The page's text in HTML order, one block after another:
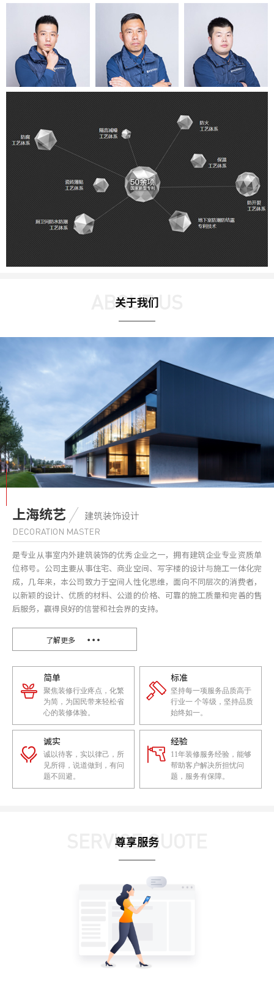
团
队
团
队
ABOUT US
关于我们
上海统艺 建筑装饰设计
DECORATION MASTER
是专业从事室内外建筑装饰的优秀企业之一，拥有建筑企业专业资质单
位称号。公司主要从事住宅、商业空间、写字楼的设计与施工一体化完
成，几年来，本公司致力于空间人性化思维，面向不同层次的消费者，
以新颖的设计、优质的材料、公道的价格、可靠的施工质量和完善的售
后服务，赢得良好的信誉和社会界的支持。
了解更多
简单
聚焦装修行业疼点，化繁
为简，为国民带来轻松省
心的装修体验。
标准
坚持每一项服务品质高于
行业一 个等级，坚持品质
始终如一。
诚实
诚以待客，实以律己，所
见所得，说道做到，有问
题不回避。
经验
11年装修服务经验，能够
帮助客户解决所担忧问
题，服务有保障。
SERVICE QUOTE
尊享服务